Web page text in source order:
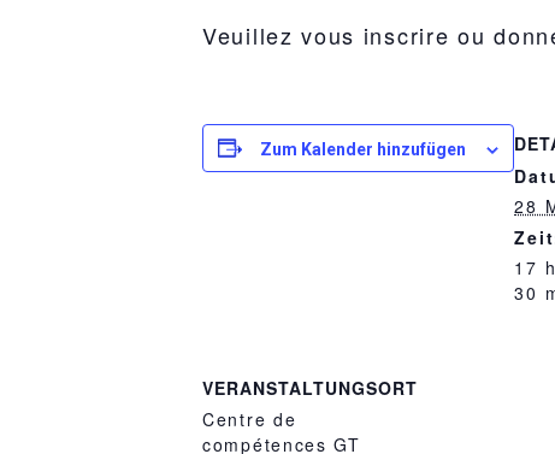
Veuillez vous inscrire ou
Zum Kalender hinzufügen
28
17
30
VERANSTALTUNGSORT
Centre de
compétences GT